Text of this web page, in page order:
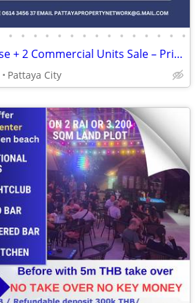
• • • • • • • • • • • • • • •
23-Room Guesthouse + 2 Commercial Units Sale – Prime Soi Buakhao, Patt
Pattaya City